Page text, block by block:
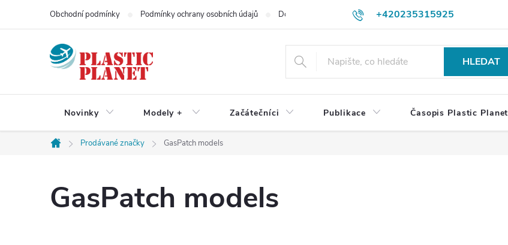
+420235315925
shop@plasticplanet.cz
Obchodní podmínky Podmínky ochrany osobních údajů Dodací a platební podmínky Podmínky vrácení peněz
HLEDAT
Novinky Modely + Začátečníci Publikace Časopis Plastic Planet
Domů
Prodávané značky GasPatch models
GasPatch models